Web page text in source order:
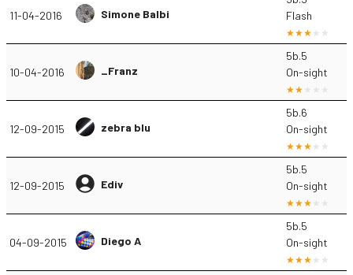
11-04-2016 Simone Balbi
Flash
10-04-2016 _Franz
5b.5
On-sight
12-09-2015 zebra blu
5b.6
On-sight
12-09-2015 Ediv
5b.5
On-sight
04-09-2015 Diego A
5b.5
On-sight